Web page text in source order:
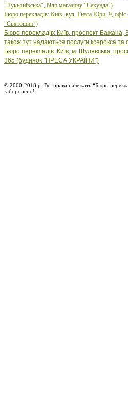
"Лукьянівська", біля магазину "Секунда")
Бюро перекладів: Київ, вул. Гната Юри, 9, офіс
"Святошин")
Бюро перекладів: Київ, проспект Бажана,
також тут надаються послуги ксерокса
Бюро перекладів: Київ, м. Шулявська,
365 (будинок "ПРЕСА УКРАЇНИ")
© 2000-2018 р. Всі права належать “Бюро
заборонено!